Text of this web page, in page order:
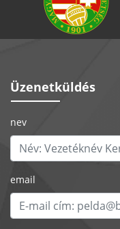
Üzenetküldés
nev
email